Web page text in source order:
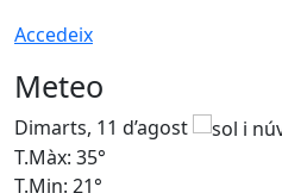
Accedeix
Meteo
Dimarts, 11 d’agost
T.Màx: 35°
T.Min: 21°